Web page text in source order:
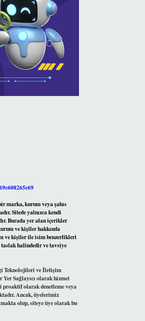
marka, kurum veya şahıs
Sitede yalnızca kendi
Burada yer alan içerikler
ve kişiler hakkında
ve kişiler ile isim benzerlikleri
halindedir ve tavsiye
Teknolojileri ve İletişim
Sağlayıcı olarak hizmet
proaktif olarak denetleme veya
Ancak, üyelerimiz
olup, siteye üye olarak bu